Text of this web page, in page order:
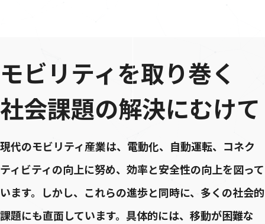
モビリティを取り巻く
社会課題の解決にむけて
現代のモビリティ産業は、電動化、自動運転、コネク
ティビティの向上に努め、効率と安全性の向上を図って
います。しかし、これらの進歩と同時に、多くの社会的
課題にも直面しています。具体的には、移動が困難な